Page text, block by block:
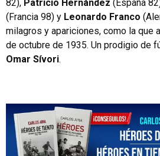
82), Patricio Hernández (España
(Francia 98) y Leonardo Franco
milagros y apariciones, como la que
de octubre de 1935. Un prodigio de
Omar Sívori.